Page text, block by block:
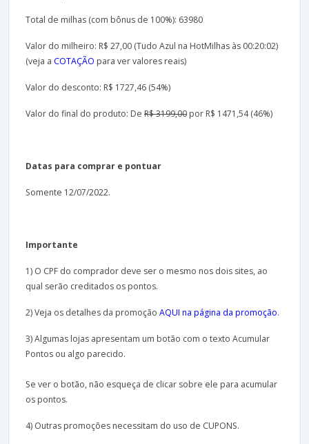
Total de milhas (com bônus de 100%): 63980
Valor do milheiro: R$ 27,00 (Tudo Azul na HotMilhas às 00:20:02)
(veja a COTAÇÃO para ver valores reais)
Valor do desconto: R$ 1727,46 (54%)
Valor do final do produto: De R$ 3199,00 por R$ 1471,54 (46%)
Datas para comprar e pontuar
Somente 12/07/2022.
Importante
1) O CPF do comprador deve ser o mesmo nos dois sites, ao
qual serão creditados os pontos.
2) Veja os detalhes da promoção AQUI na página da promoção.
3) Algumas lojas apresentam um botão com o texto Acumular
Pontos ou algo parecido.
Se ver o botão, não esqueça de clicar sobre ele para acumular
os pontos.
4) Outras promoções necessitam do uso de CUPONS.